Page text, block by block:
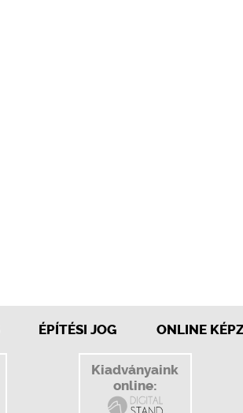
ÉPÍTÉSI JOG ONLINE
Kiadványaink
online: